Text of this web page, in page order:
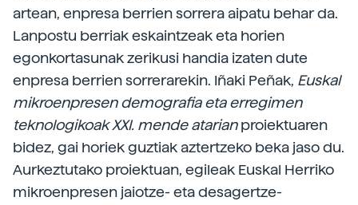
artean, enpresa berrien sorrera aipatu behar da.
Lanpostu berriak eskaintzeak eta horien
egonkortasunak zerikusi handia izaten dute
enpresa berrien sorrerarekin. Iñaki Peñak, Euskal
mikroenpresen demografia eta erregimen
teknologikoak XXI. mende atarianproiektuaren
bidez, gai horiek guztiak aztertzeko beka jaso du.
Aurkeztutako proiektuan, egileak Euskal Herriko
mikroenpresen jaiotze- eta desagertze-